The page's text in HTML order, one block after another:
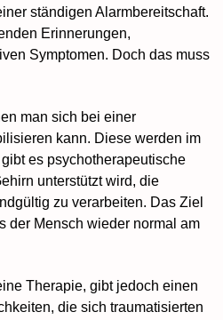
ständigen Alarmbereitschaft.
Erinnerungen,
Symptomen. Doch das muss
man sich bei einer
kann. Diese werden im
es psychotherapeutische
unterstützt wird, die
zu verarbeiten. Das Ziel
der Mensch wieder normal am
Therapie, gibt jedoch einen
die sich traumatisierten